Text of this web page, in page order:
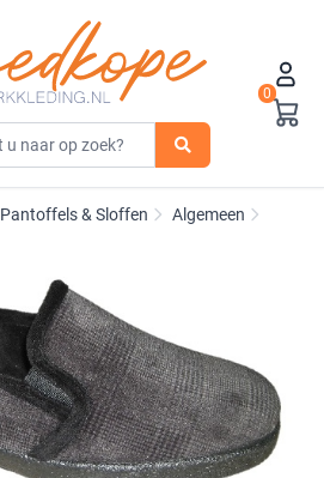
0
Pantoffels & Sloffen
Algemeen